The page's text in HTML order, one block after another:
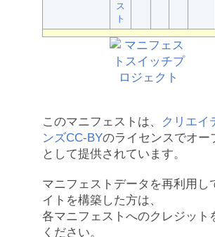
ス
ト
このマニフェストは、
クリエイ
ンズCC-BYのライセンスでオー
として提供されています。
マニフェストデータを再利用し
イトを構築した方は、
各マニフェストへのクレジット
ください。